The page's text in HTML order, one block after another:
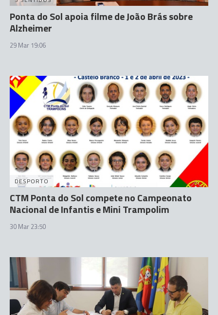
Ponta do Sol apoia filme de João Brás sobre
Alzheimer
29 Mar 19:06
DESPORTO
CTM Ponta do Sol compete no Campeonato
Nacional de Infantis e Mini Trampolim
30 Mar 23:50